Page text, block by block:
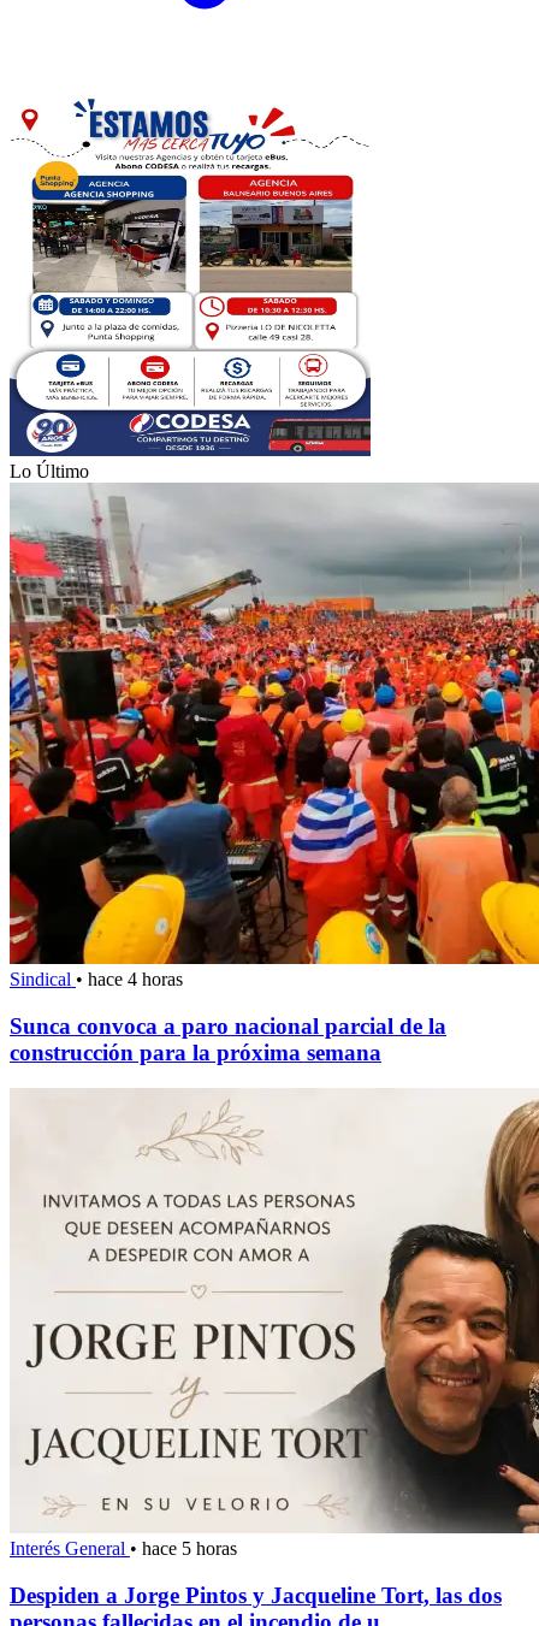
Lo Último
Sindical • hace 4 horas
Sunca convoca a paro nacional parcial de la
construcción para la próxima semana
Interés General • hace 5 horas
Despiden a Jorge Pintos y Jacqueline Tort, las dos